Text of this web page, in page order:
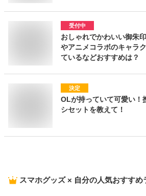
受付中
おしゃれでかわいい御朱
やアニメコラボのキャラ
ているなどおすすめは？
決定
OLが持っていて可愛い！
シセットを教えて！
スマホグッズ × 自分の人気おすすめ